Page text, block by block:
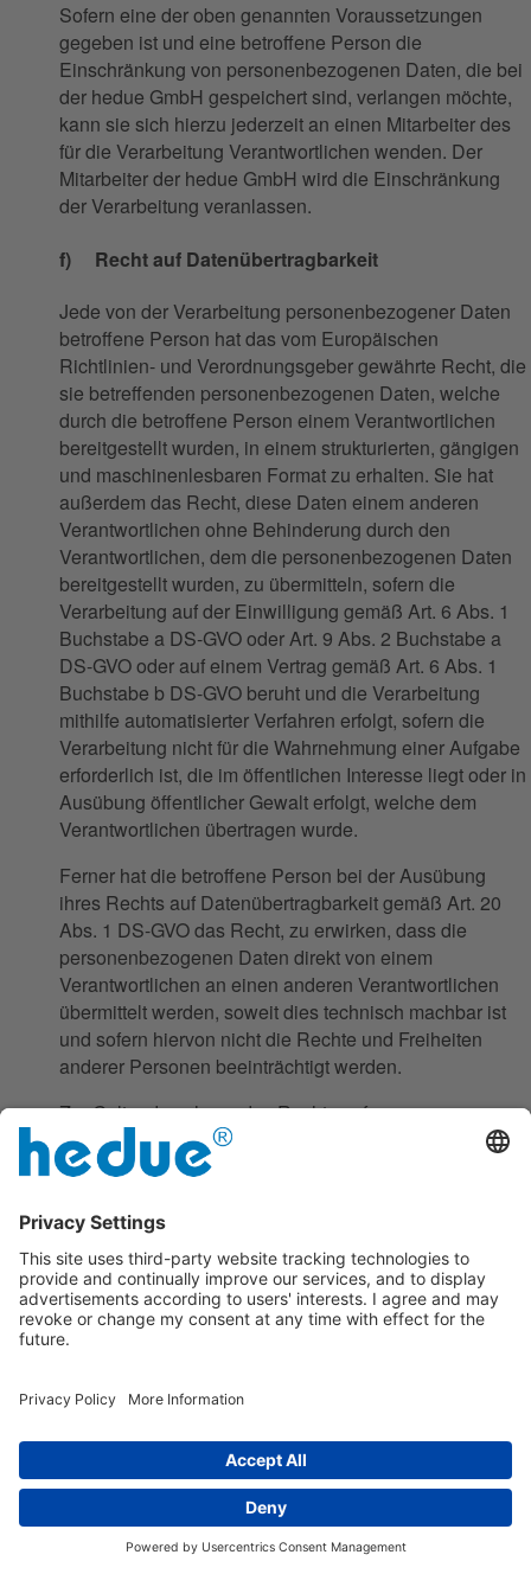
Sofern eine der oben genannten Voraussetzungen
gegeben ist und eine betroffene Person die
Einschränkung von personenbezogenen Daten, die bei
der hedue GmbH gespeichert sind, verlangen möchte,
kann sie sich hierzu jederzeit an einen Mitarbeiter des
für die Verarbeitung Verantwortlichen wenden. Der
Mitarbeiter der hedue GmbH wird die Einschränkung
der Verarbeitung veranlassen.
f) Recht auf Datenübertragbarkeit
Jede von der Verarbeitung personenbezogener Daten
betroffene Person hat das vom Europäischen
Richtlinien- und Verordnungsgeber gewährte Recht, die
sie betreffenden personenbezogenen Daten, welche
durch die betroffene Person einem Verantwortlichen
bereitgestellt wurden, in einem strukturierten, gängigen
und maschinenlesbaren Format zu erhalten. Sie hat
außerdem das Recht, diese Daten einem anderen
Verantwortlichen ohne Behinderung durch den
Verantwortlichen, dem die personenbezogenen Daten
bereitgestellt wurden, zu übermitteln, sofern die
Verarbeitung auf der Einwilligung gemäß Art. 6 Abs. 1
Buchstabe a DS-GVO oder Art. 9 Abs. 2 Buchstabe a
DS-GVO oder auf einem Vertrag gemäß Art. 6 Abs. 1
Buchstabe b DS-GVO beruht und die Verarbeitung
mithilfe automatisierter Verfahren erfolgt, sofern die
Verarbeitung nicht für die Wahrnehmung einer Aufgabe
erforderlich ist, die im öffentlichen Interesse liegt oder in
Ausübung öffentlicher Gewalt erfolgt, welche dem
Verantwortlichen übertragen wurde.
Ferner hat die betroffene Person bei der Ausübung
ihres Rechts auf Datenübertragbarkeit gemäß Art. 20
Abs. 1 DS-GVO das Recht, zu erwirken, dass die
personenbezogenen Daten direkt von einem
Verantwortlichen an einen anderen Verantwortlichen
übermittelt werden, soweit dies technisch machbar ist
und sofern hiervon nicht die Rechte und Freiheiten
anderer Personen beeinträchtigt werden.
Zur Geltendmachung des Rechts auf
Datenübertragbarkeit kann sich die betroffene Person
jederzeit an einen Mitarbeiter der hedue GmbH wenden.
g) Recht auf Widerspruch
Jede von der Verarbeitung personenbezogener Daten
betroffene Person hat das vom Europäischen
Richtlinien- und Verordnungsgeber gewährte Recht, aus
Gründen, die sich aus ihrer besonderen Situation
betreffender personenbezogener Daten, die aufgrund
von Art. 6 Abs. 1 Buchstaben e oder f DS-GVO erfolgt,
Widerspruch einzulegen. Dies gilt auch für ein auf diese
Bestimmungen gestütztes Profiling.
Die hedue GmbH verarbeitet die personenbezogenen
Daten im Falle des Widerspruchs nicht mehr, es sei